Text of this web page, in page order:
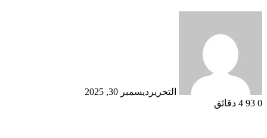
التحرير ديسمبر 30, 2025
0
4 دقائق